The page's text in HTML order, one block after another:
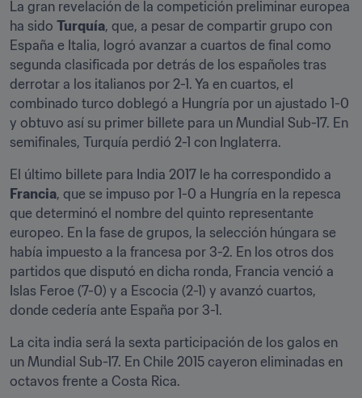
La gran revelación de la competición preliminar europea
ha sido Turquía, que, a pesar de compartir grupo con
España e Italia, logró avanzar a cuartos de final como
segunda clasificada por detrás de los españoles tras
derrotar a los italianos por 2-1. Ya en cuartos, el
combinado turco doblegó a Hungría por un ajustado 1-0
y obtuvo así su primer billete para un Mundial Sub-17. En
semifinales, Turquía perdió 2-1 con Inglaterra.
Francia, que se impuso por 1-0 a Hungría en la repesca
que determinó el nombre del quinto representante
europeo. En la fase de grupos, la selección húngara se
había impuesto a la francesa por 3-2. En los otros dos
partidos que disputó en dicha ronda, Francia venció a
Islas Feroe (7-0) y a Escocia (2-1) y avanzó cuartos,
donde cedería ante España por 3-1.
La cita india será la sexta participación de los galos en
un Mundial Sub-17. En Chile 2015 cayeron eliminadas en
octavos frente a Costa Rica.